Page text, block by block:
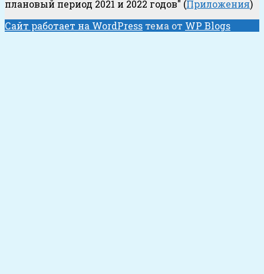
плановый период 2021 и 2022 годов" (Приложения)
Сайт работает на WordPress тема от WP Blogs